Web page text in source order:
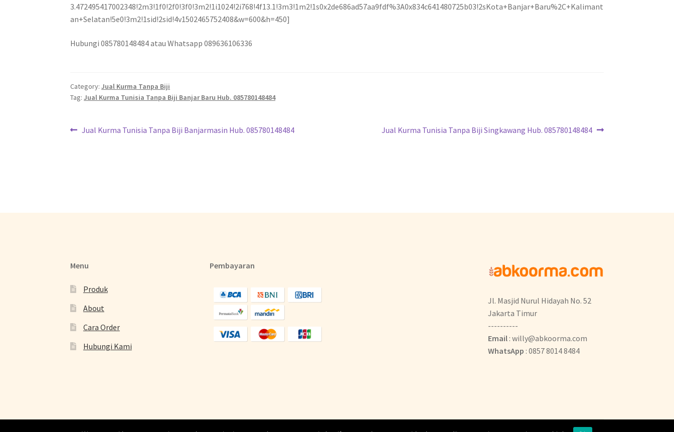
3.472495417002348!2m3!1f0!2f0!3f0!3m2!1i1024!2i768!4f13.1!3m3!1m2!1s0x2de686ad57aa9fdf%3A0x834c641480725b03!2sKota+Banjar+Baru%2C+Kalimant
an+Selatan!5e0!3m2!1sid!2sid!4v1502465752408&w=600&h=450]
Hubungi 085780148484 atau Whatsapp 089636106336
Category:Jual Kurma Tanpa Biji
Tag:Jual Kurma Tunisia Tanpa Biji Banjar Baru Hub. 085780148484
Jual Kurma Tunisia Tanpa Biji Banjarmasin Hub. 085780148484 Jual Kurma Tunisia Tanpa Biji Singkawang Hub. 085780148484
Menu
Produk
About
Cara Order
Hubungi Kami
Pembayaran
Jl. Masjid Nurul Hidayah No. 52
Jakarta Timur
----------
Email : willy@abkoorma.com
WhatsApp : 0857 8014 8484